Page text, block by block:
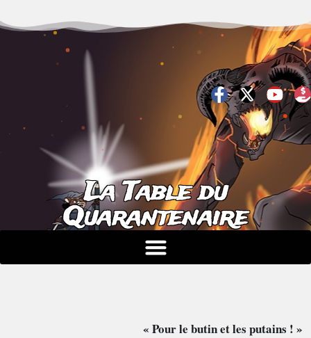
La Table du
Quarantenaire
                                            « Pour le butin et les putains ! »